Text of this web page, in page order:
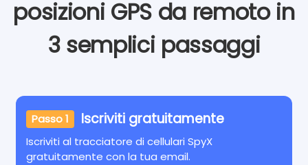
posizioni GPS da remoto in
3 semplici passaggi
Passo 1 Iscriviti gratuitamente
Iscriviti al tracciatore di cellulari SpyX
gratuitamente con la tua email.